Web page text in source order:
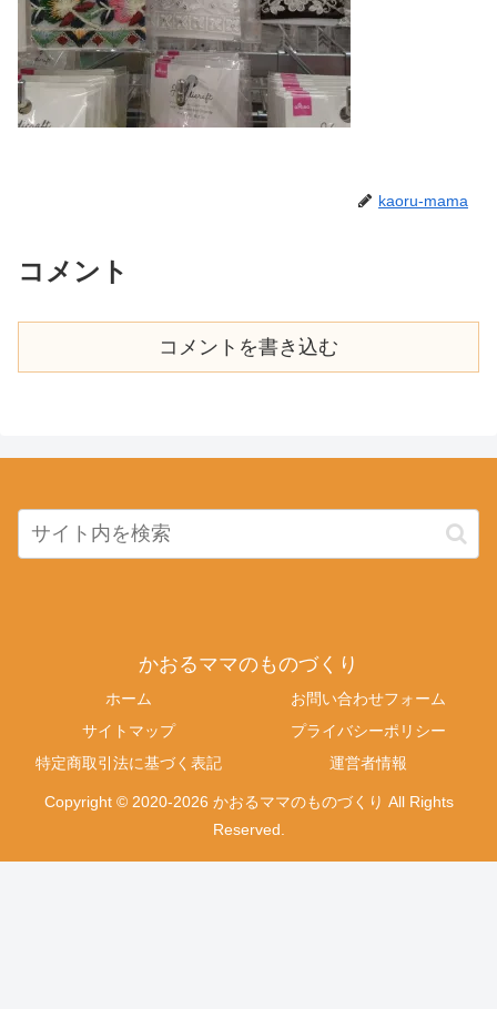
kaoru-mama
コメント
コメントを書き込む
かおるママのものづくり
ホーム
お問い合わせフォーム
サイトマップ
プライバシーポリシー
特定商取引法に基づく表記
運営者情報
Copyright © 2020-2026 かおるママのものづくり All Rights
Reserved.